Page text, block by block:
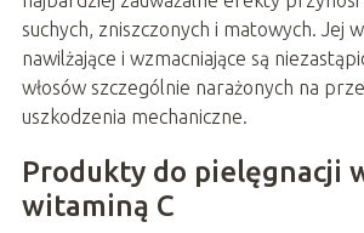
suchych, zniszczonych i matowych. Jej
nawilżające i wzmacniające są
włosów szczególnie narażonych na
uszkodzenia mechaniczne.
Produkty do pielęgnacji
witaminą C